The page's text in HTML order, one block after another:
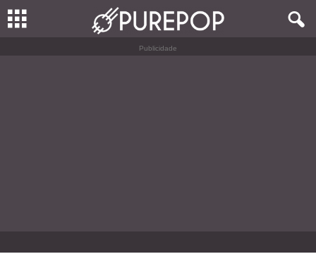
Publicidade